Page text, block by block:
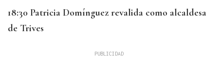
18:30 Patricia Domínguez revalida como alcaldesa
de Trives